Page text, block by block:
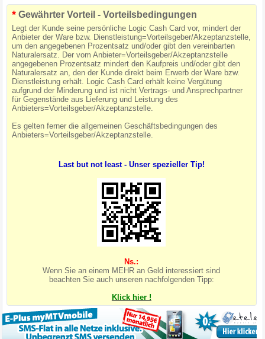
* Gewährter Vorteil - Vorteilsbedingungen
Legt der Kunde seine persönliche Logic Cash Card vor, mindert der
Anbieter der Ware bzw. Dienstleistung=Vorteilsgeber/Akzeptanzstelle,
um den angegebenen Prozentsatz und/oder gibt den vereinbarten
Naturalersatz. Der vom Anbieter=Vorteilsgeber/Akzeptanzstelle
angegebenen Prozentsatz mindert den Kaufpreis und/oder gibt den
Naturalersatz an, den der Kunde direkt beim Erwerb der Ware bzw.
Dienstleistung erhält. Logic Cash Card erhält keine Vergütung
aufgrund der Minderung und ist nicht Vertrags- und Ansprechpartner
für Gegenstände aus Lieferung und Leistung des
Anbieters=Vorteilsgeber/Akzeptanzstelle.
Es gelten ferner die allgemeinen Geschäftsbedingungen des
Anbieters=Vorteilsgeber/Akzeptanzstelle.
Last but not least - Unser spezieller Tip!
Ns.:
Wenn Sie an einem MEHR an Geld interessiert sind
beachten Sie auch unseren nachfolgenden Tipp:
Klick hier !